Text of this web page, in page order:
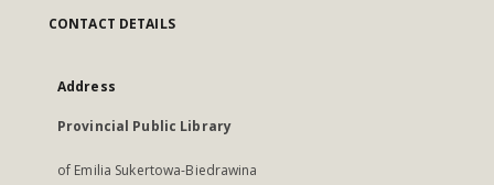
CONTACT DETAILS
Address
Provincial Public Library
of Emilia Sukertowa-Biedrawina